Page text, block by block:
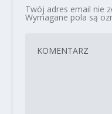
Twój adres email nie
Wymagane pola są